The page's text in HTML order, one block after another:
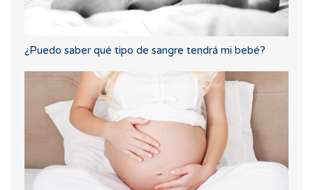
¿Puedo saber qué tipo de sangre tendrá mi bebé?